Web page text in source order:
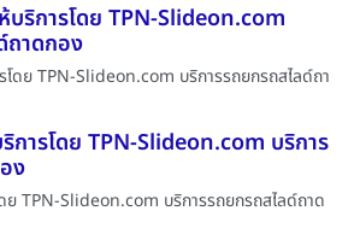
บริการโดย TPN-Slideon.com
ถาดกอง
โดย TPN-Slideon.com บริการรถยกรถสไลด์ถา
การโดย TPN-Slideon.com บริการ
ง
ย TPN-Slideon.com บริการรถยกรถสไลด์ถาด